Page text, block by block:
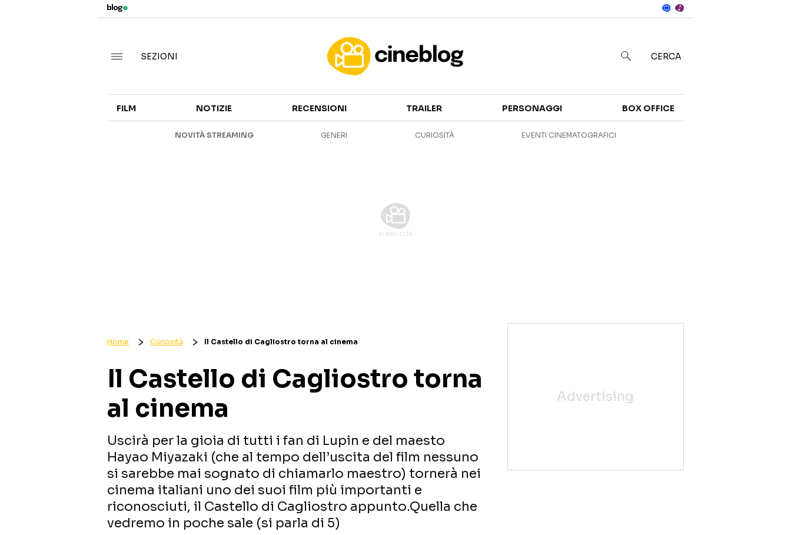
CANALI STREAMING
CURIOSITÀ
SEZIONI CERCA
FILM NOTIZIE RECENSIONI TRAILER PERSONAGGI BOX OFFICE
NOVITÀ STREAMING GENERI CURIOSITÀ EVENTI CINEMATOGRAFICI
Home Curiosità Il Castello di Cagliostro torna al cinema
Il Castello di Cagliostro torna
al cinema
Uscirà per la gioia di tutti i fan di Lupin e del maesto
Hayao Miyazaki (che al tempo dell’uscita del film nessuno
si sarebbe mai sognato di chiamarlo maestro) tornerà nei
cinema italiani uno dei suoi film più importanti e
riconosciuti, il Castello di Cagliostro appunto.Quella che
vedremo in poche sale (si parla di 5)